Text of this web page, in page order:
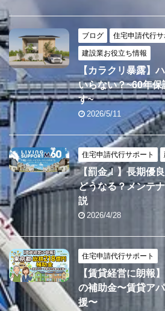
ブログ 住宅申請代行サ
建設業お役立ち情報
【カラクリ暴露】
いらない？~60年
す~
2026/5/11
住宅申請代行サポート
【罰金！】長期優
どうなる？メンテ
説
2026/4/28
住宅申請代行サポート
【賃貸経営に朗報
の補助金〜賃貸ア
援〜